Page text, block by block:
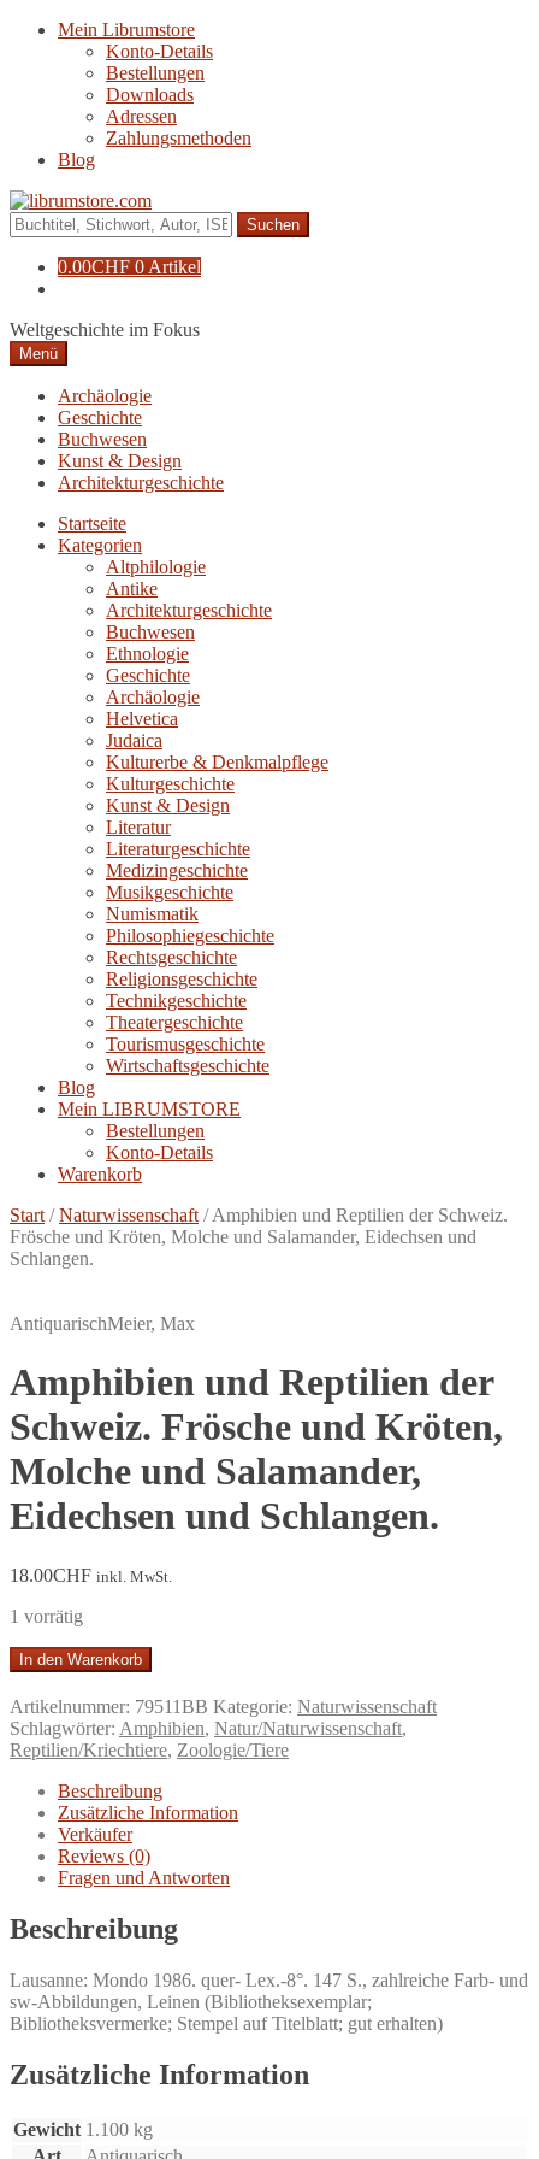
Navigation
Zum
Mein Librumstore
Konto-Details
Bestellungen
Downloads
Adressen
Zahlungsmethoden
Blog
Suche
nach:
0.00CHF 0 Artikel
Weltgeschichte im Fokus
Menü
Archäologie
Geschichte
Buchwesen
Kunst & Design
Architekturgeschichte
Startseite
Kategorien
Altphilologie
Antike
Architekturgeschichte
Buchwesen
Ethnologie
Geschichte
Archäologie
Helvetica
Judaica
Kulturerbe & Denkmalpflege
Kulturgeschichte
Kunst & Design
Literatur
Literaturgeschichte
Medizingeschichte
Musikgeschichte
Numismatik
Philosophiegeschichte
Rechtsgeschichte
Religionsgeschichte
Technikgeschichte
Theatergeschichte
Tourismusgeschichte
Wirtschaftsgeschichte
Blog
Mein LIBRUMSTORE
Bestellungen
Konto-Details
Warenkorb
Start /Naturwissenschaft /Amphibien und Reptilien der Schweiz.
Frösche und Kröten, Molche und Salamander, Eidechsen und
Schlangen.
AntiquarischMeier, Max
Amphibien und Reptilien der
Schweiz. Frösche und Kröten,
Molche und Salamander,
Eidechsen und Schlangen.
18.00CHF inkl. MwSt.
1 vorrätig
Amphibien
und
Reptilien
der
Schweiz.
Frösche
Kröten,
Molche
Salamander,
Eidechsen
und
Schlangen.
In den Warenkorb
Artikelnummer: 79511BB Kategorie: Naturwissenschaft
Schlagwörter: Amphibien, Natur/Naturwissenschaft,
Reptilien/Kriechtiere, Zoologie/Tiere
Beschreibung
Zusätzliche Information
Verkäufer
Reviews (0)
Fragen und Antworten
Beschreibung
Lausanne: Mondo 1986. quer- Lex.-8°. 147 S., zahlreiche Farb- und
sw-Abbildungen, Leinen (Bibliotheksexemplar;
Bibliotheksvermerke; Stempel auf Titelblatt; gut erhalten)
Zusätzliche Information
Gewicht 1.100 kg